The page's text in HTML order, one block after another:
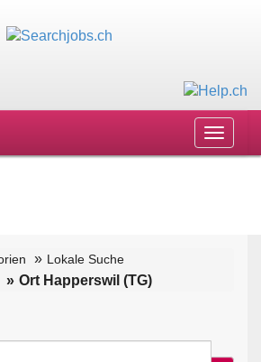
Toggle
Lokale Suche
Ort Happerswil (TG)